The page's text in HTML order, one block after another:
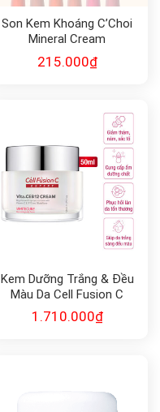
Son Kem Khoáng C’Choi
Mineral Cream
215.000₫
Kem Dưỡng Trắng & Đều
Màu Da Cell Fusion C
Expert WhiteCure
Vita.CEB12 Cream
1.710.000₫